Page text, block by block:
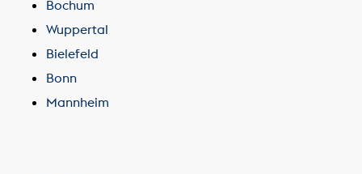
Bochum
Wuppertal
Bielefeld
Bonn
Mannheim